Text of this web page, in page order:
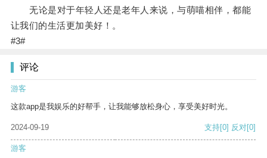
无论是对于年轻人还是老年人来说，与萌喵相伴，都能
让我们的生活更加美好！。
#3#
评论
游客
这款app是我娱乐的好帮手，让我能够放松身心，享受美好时光。
2024-09-19 支持[0] 反对[0]
游客